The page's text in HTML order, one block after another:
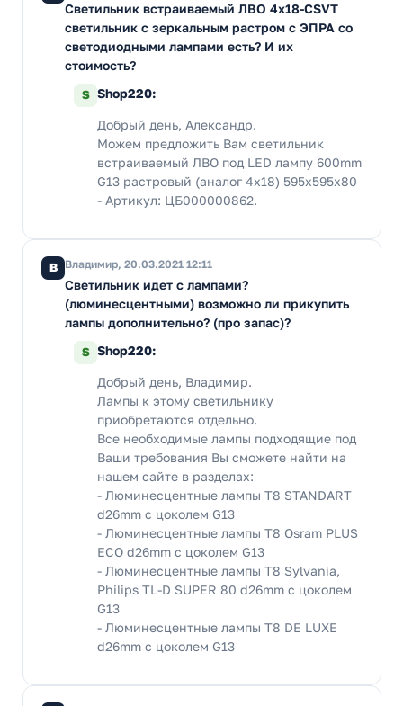
Светильник встраиваемый ЛВО 4х18-CSVT
светильник с зеркальным растром с ЭПРА со
светодиодными лампами есть? И их
стоимость?
S Shop220:
Добрый день, Александр.
Можем предложить Вам светильник
встраиваемый ЛВО под LED лампу 600mm
G13 растровый (аналог 4х18) 595х595х80
- Артикул: ЦБ000000862.
В Владимир, 20.03.2021 12:11
Светильник идет с лампами?
(люминесцентными) возможно ли прикупить
лампы дополнительно? (про запас)?
S Shop220:
Добрый день, Владимир.
Лампы к этому светильнику
приобретаются отдельно.
Все необходимые лампы подходящие под
Ваши требования Вы сможете найти на
нашем сайте в разделах:
- Люминесцентные лампы T8 STANDART
d26mm с цоколем G13
- Люминесцентные лампы T8 Osram PLUS
ECO d26mm с цоколем G13
- Люминесцентные лампы Т8 Sylvania,
Philips TL-D SUPER 80 d26mm с цоколем
G13
- Люминесцентные лампы T8 DE LUXE
d26mm с цоколем G13